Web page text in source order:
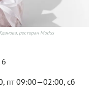
ресторан Modus
пт 09:00—02:00, сб